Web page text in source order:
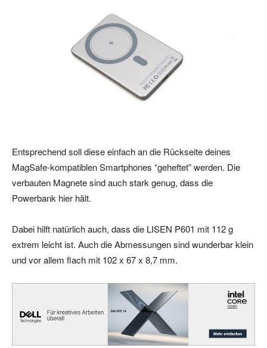
Entsprechend soll diese einfach an die Rückseite deines
MagSafe-kompatiblen Smartphones “geheftet” werden. Die
verbauten Magnete sind auch stark genug, dass die
Powerbank hier hält.
Dabei hilft natürlich auch, dass die LISEN P601 mit 112 g
extrem leicht ist. Auch die Abmessungen sind wunderbar klein
und vor allem flach mit 102 x 67 x 8,7 mm.